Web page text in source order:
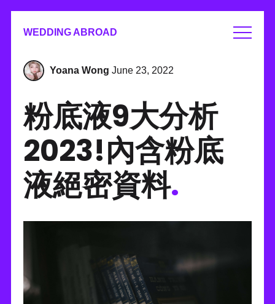
WEDDING ABROAD
Yoana Wong June 23, 2022
粉底液9大分析
2023!內含粉底
液絕密資料.